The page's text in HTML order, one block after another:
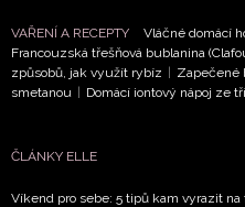
VAŘENÍ A RECEPTY Vláčné domácí
Francouzská třešňová bublanina
způsobů, jak využít rybíz | Zapečené
smetanou | Domácí iontový nápoj ze
ČLÁNKY ELLE
Víkend pro sebe: 5 tipů kam vyrazit